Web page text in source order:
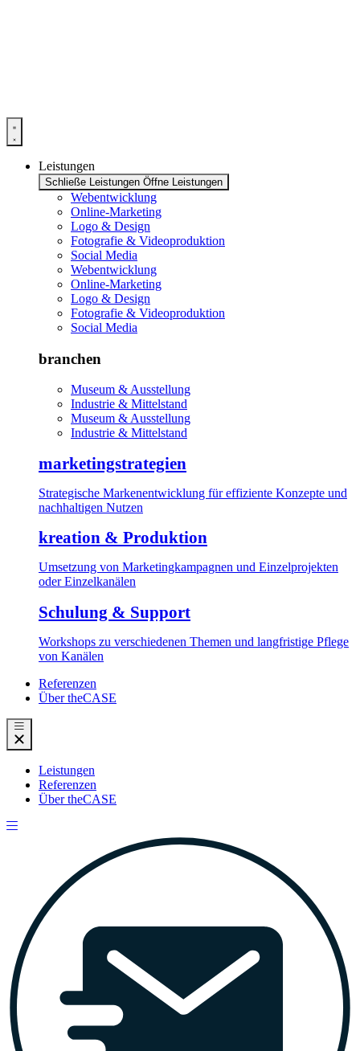
Leistungen
Schließe Leistungen Öffne Leistungen
Webentwicklung
Online-Marketing
Logo & Design
Fotografie & Videoproduktion
Social Media
Webentwicklung
Online-Marketing
Logo & Design
Fotografie & Videoproduktion
Social Media
branchen
Museum & Ausstellung
Industrie & Mittelstand
Museum & Ausstellung
Industrie & Mittelstand
marketingstrategien
Strategische Markenentwicklung für effiziente Konzepte und
nachhaltigen Nutzen
kreation & Produktion
Umsetzung von Marketingkampagnen und Einzelprojekten
oder Einzelkanälen
Schulung & Support
Workshops zu verschiedenen Themen und langfristige Pflege
von Kanälen
Referenzen
Über theCASE
Leistungen
Referenzen
Über theCASE